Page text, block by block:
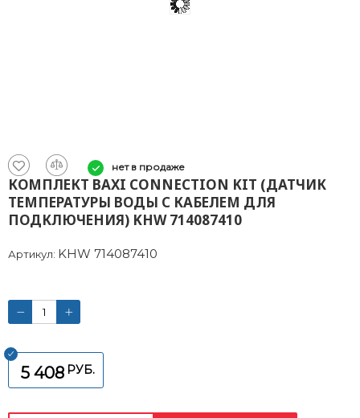
нет в продаже
КОМПЛЕКТ BAXI CONNECTION KIT (ДАТЧИК
ТЕМПЕРАТУРЫ ВОДЫ С КАБЕЛЕМ ДЛЯ
ПОДКЛЮЧЕНИЯ) KHW 714087410
Артикул: KHW 714087410
5 408 РУБ.